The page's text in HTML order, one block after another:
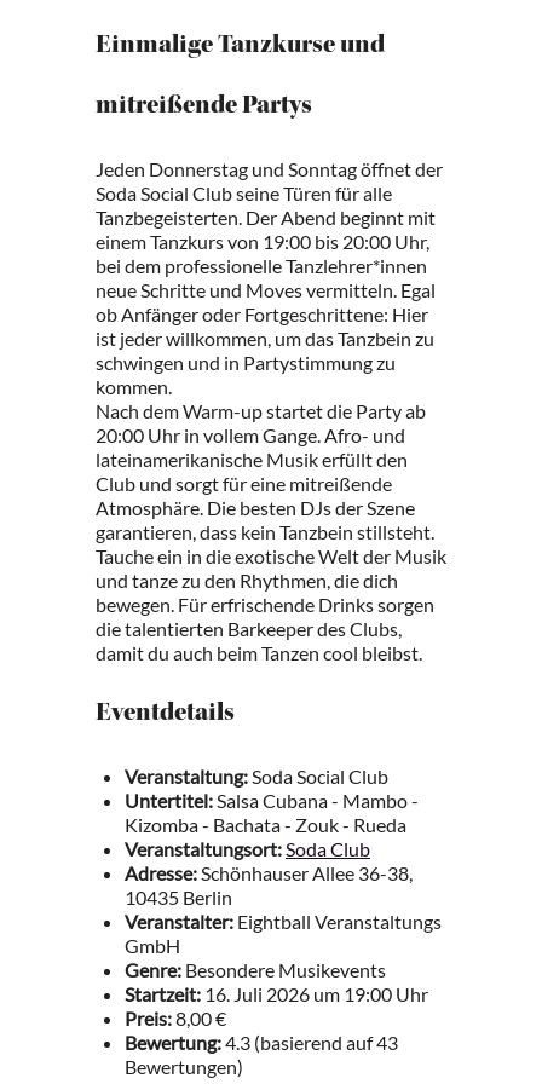
Einmalige Tanzkurse und
mitreißende Partys
Jeden Donnerstag und Sonntag öffnet der
Soda Social Club seine Türen für alle
Tanzbegeisterten. Der Abend beginnt mit
einem Tanzkurs von 19:00 bis 20:00 Uhr,
bei dem professionelle Tanzlehrer*innen
neue Schritte und Moves vermitteln. Egal
ob Anfänger oder Fortgeschrittene: Hier
ist jeder willkommen, um das Tanzbein zu
schwingen und in Partystimmung zu
kommen.
Nach dem Warm-up startet die Party ab
20:00 Uhr in vollem Gange. Afro- und
lateinamerikanische Musik erfüllt den
Club und sorgt für eine mitreißende
Atmosphäre. Die besten DJs der Szene
garantieren, dass kein Tanzbein stillsteht.
Tauche ein in die exotische Welt der Musik
und tanze zu den Rhythmen, die dich
bewegen. Für erfrischende Drinks sorgen
die talentierten Barkeeper des Clubs,
damit du auch beim Tanzen cool bleibst.
Eventdetails
Veranstaltung:Soda Social Club
Untertitel:Salsa Cubana - Mambo -
Kizomba - Bachata - Zouk - Rueda
Veranstaltungsort:Soda Club
Adresse:Schönhauser Allee 36-38,
10435 Berlin
Veranstalter: Eightball Veranstaltungs
GmbH
Genre: Besondere Musikevents
Startzeit: 16. Juli 2026 um 19:00 Uhr
Preis:8,00 €
Bewertung:4.3 (basierend auf 43
Bewertungen)